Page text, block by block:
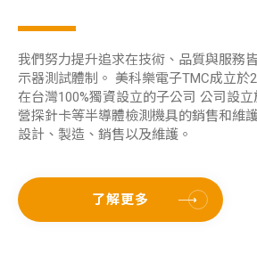
我們努力提升追求在技術、品質與服務
示器測試體制。 美科樂電子TMC成立於
在台灣100%獨資設立的子公司 公司設
營探針卡等半導體檢測機具的銷售和維
設計、製造、銷售以及維護。
了解更多